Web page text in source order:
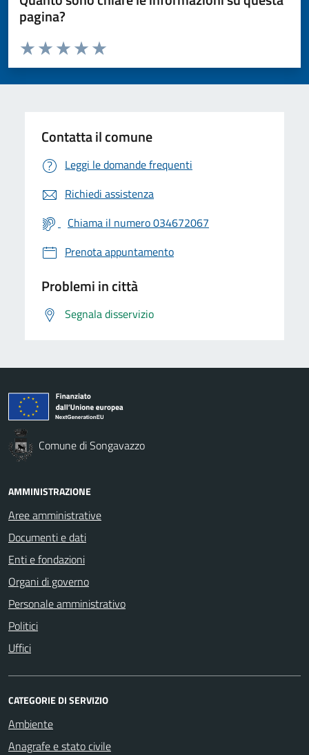
pagina?
Valuta da 1 a 5 stelle la pagina
Valuta 5 stelle su 5
Valuta 4 stelle su 5
Valuta 3 stelle su 5
Valuta 2 stelle su 5
Valuta 1 stelle su 5
Contatta il comune
Leggi le domande frequenti
Richiedi assistenza
Chiama il numero 034672067
Prenota appuntamento
Problemi in città
Segnala disservizio
Comune di Songavazzo
AMMINISTRAZIONE
Aree amministrative
Documenti e dati
Enti e fondazioni
Organi di governo
Personale amministrativo
Politici
Uffici
CATEGORIE DI SERVIZIO
Ambiente
Anagrafe e stato civile